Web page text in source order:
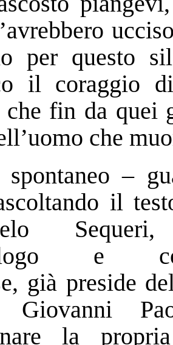
per questo
il coraggio
che fin da quei
che
–
il
e
già preside
Giovanni
la